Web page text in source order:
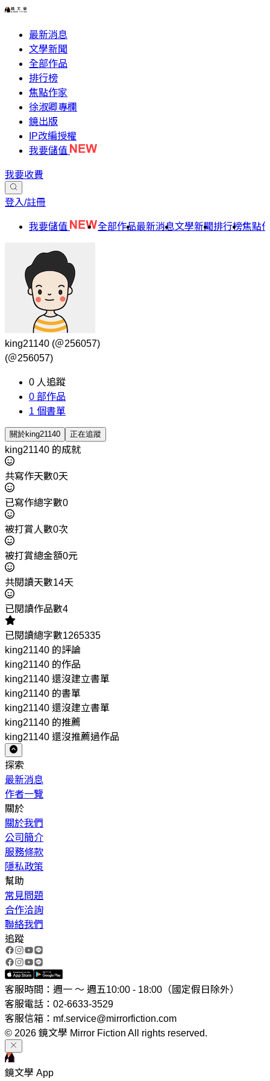
最新消息
文學新聞
全部作品
排行榜
焦點作家
徐淑卿專欄
鏡出版
IP改編授權
我要儲值
我要收費
登入/註冊
我要儲值 全部作品最新消息文學新聞排行榜焦點
king21140 (＠256057)
(＠256057)
0 人追蹤
0 部作品
1 個書單
關於king21140 正在追蹤
king21140 的成就
共寫作天數0天
已寫作總字數0
被打賞人數0次
被打賞總金額0元
共閱讀天數14天
已閱讀作品數4
已閱讀總字數1265335
king21140 的評論
king21140 的作品
king21140 還沒建立書單
king21140 的書單
king21140 還沒建立書單
king21140 的推薦
king21140 還沒推薦過作品
探索
最新消息
作者一覽
關於
關於我們
公司簡介
服務條款
隱私政策
幫助
常見問題
合作洽詢
聯絡我們
追蹤
客服時間：週一 ～ 週五10:00 - 18:00（國定假日除外）
客服電話：02-6633-3529
客服信箱：mf.service@mirrorfiction.com
© 2026 鏡文學 Mirror Fiction All rights reserved.
鏡文學 App